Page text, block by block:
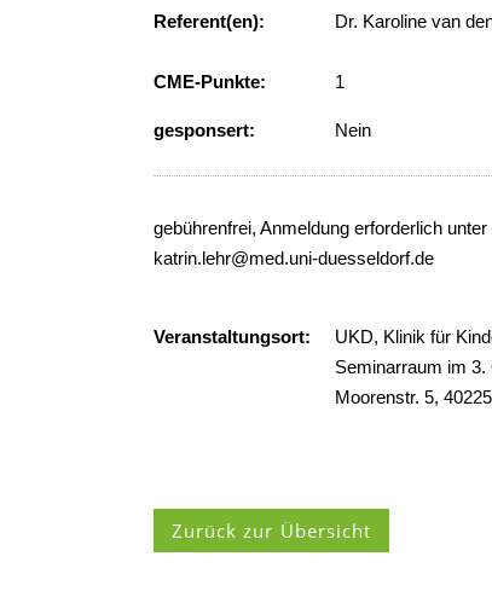
Referent(en): Dr. Karoline van
CME-Punkte: 1
gesponsert: Nein
gebührenfrei, Anmeldung erforderlich unter
katrin.lehr@med.uni-duesseldorf.de
Veranstaltungsort:
UKD, Klinik für
Seminarraum im 3.
Moorenstr. 5,
Zurück zur Übersicht